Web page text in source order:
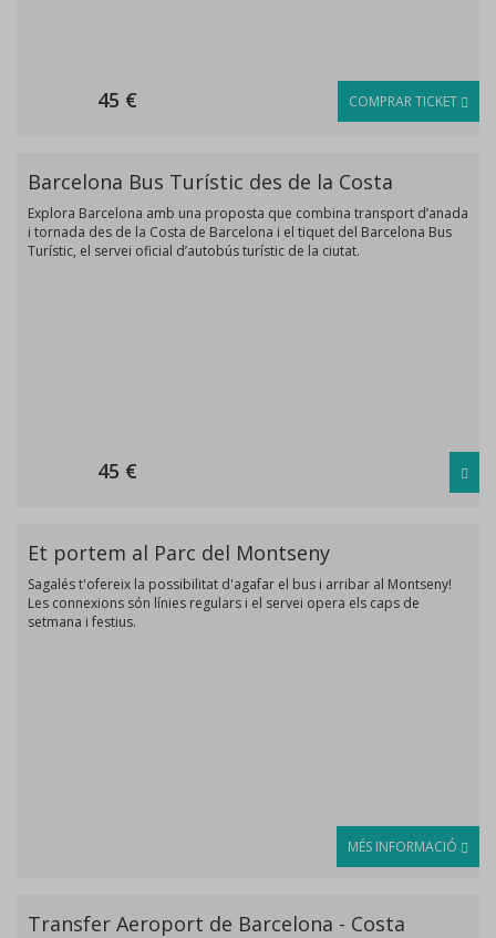
45 € COMPRAR TICKET
Barcelona Bus Turístic des de la Costa
Explora Barcelona amb una proposta que combina transport d’anada
i tornada des de la Costa de Barcelona i el tiquet del Barcelona Bus
Turístic, el servei oficial d’autobús turístic de la ciutat.
45 €
Et portem al Parc del Montseny
Sagalés t'ofereix la possibilitat d'agafar el bus i arribar al Montseny!
Les connexions són línies regulars i el servei opera els caps de
setmana i festius.
MÉS INFORMACIÓ
Transfer Aeroport de Barcelona - Costa